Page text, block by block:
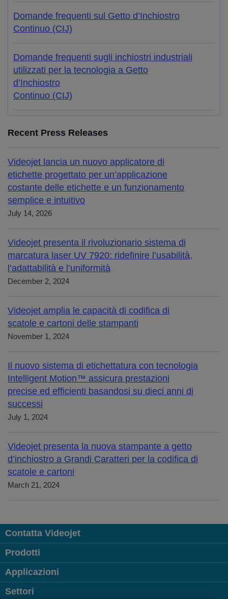
Domande frequenti sul Getto d’Inchiostro
Continuo (CIJ)
Domande frequenti sugli inchiostri industriali
utilizzati per la tecnologia a Getto
d’Inchiostro
Continuo (CIJ)
Recent Press Releases
Videojet lancia un nuovo applicatore di
etichette progettato per un’applicazione
costante delle etichette e un funzionamento
semplice e intuitivo
July 14, 2026
Videojet presenta il rivoluzionario sistema di
marcatura laser UV 7920: ridefinire l’usabilità,
l’adattabilità e l’uniformità
December 2, 2024
Videojet amplia le capacità di codifica di
scatole e cartoni delle stampanti
November 1, 2024
Il nuovo sistema di etichettatura con tecnologia
Intelligent Motion™ assicura prestazioni
precise ed efficienti basandosi su dieci anni di
successi
July 1, 2024
Videojet presenta la nuova stampante a getto
d’inchiostro a Grandi Caratteri per la codifica di
scatole e cartoni
March 21, 2024
Contatta Videojet
Prodotti
Applicazioni
Settori